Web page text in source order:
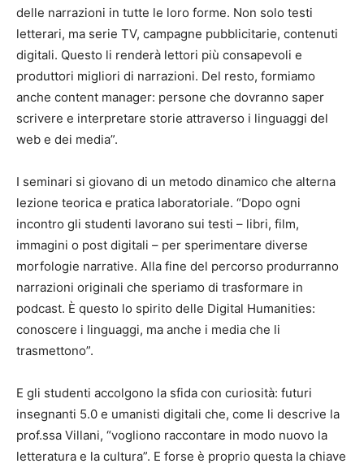
delle narrazioni in tutte le loro forme. Non solo testi
letterari, ma serie TV, campagne pubblicitarie, contenuti
digitali. Questo li renderà lettori più consapevoli e
produttori migliori di narrazioni. Del resto, formiamo
anche content manager: persone che dovranno saper
scrivere e interpretare storie attraverso i linguaggi del
web e dei media”.
I seminari si giovano di un metodo dinamico che alterna
lezione teorica e pratica laboratoriale. “Dopo ogni
incontro gli studenti lavorano sui testi – libri, film,
immagini o post digitali – per sperimentare diverse
morfologie narrative. Alla fine del percorso produrranno
narrazioni originali che speriamo di trasformare in
podcast. È questo lo spirito delle Digital Humanities:
conoscere i linguaggi, ma anche i media che li
trasmettono”.
E gli studenti accolgono la sfida con curiosità: futuri
insegnanti 5.0 e umanisti digitali che, come li descrive la
prof.ssa Villani, “vogliono raccontare in modo nuovo la
letteratura e la cultura”. E forse è proprio questa la chiave